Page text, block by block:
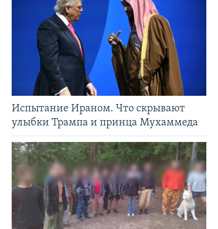
Испытание Ираном. Что скрывают
улыбки Трампа и принца Мухаммеда